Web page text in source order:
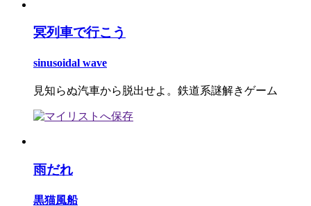
冥列車で行こう
sinusoidal wave
見知らぬ汽車から脱出せよ。鉄道系謎解きゲーム
雨だれ
黒猫風船